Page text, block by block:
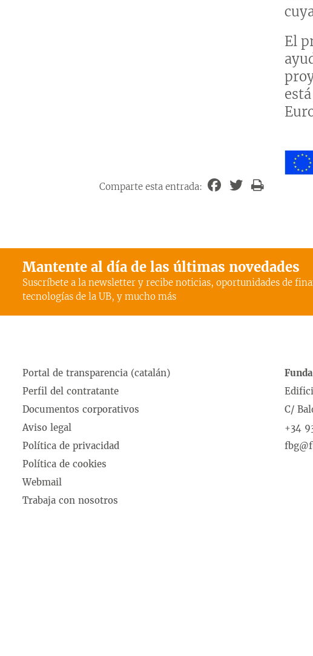
El
Comparte esta entrada:
Mantente al día de las últimas novedades
Suscríbete a la newsletter y recibe noticias, oportunidades de
tecnologías de la UB, y mucho más
Portal de transparencia (catalán)
Perfil del contratante
Documentos corporativos
Aviso legal
Política de privacidad
Política de cookies
Webmail
Trabaja con nosotros
C/
+34